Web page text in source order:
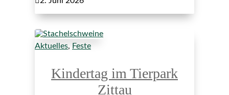
Aktuelles, Feste
Kindertag im Tierpark
Zittau